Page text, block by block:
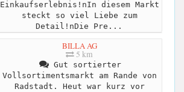
Einkaufserlebnis!nIn diesem Markt
steckt so viel Liebe zum
Detail!nDie Pre...
BILLA AG
5 km
Gut sortierter
Vollsortimentsmarkt am Rande von
Radstadt. Heut war kurz vor